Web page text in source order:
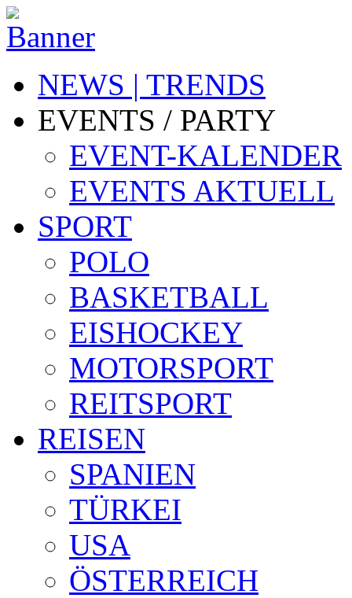
NEWS | TRENDS
EVENTS / PARTY
EVENT-KALENDER
EVENTS AKTUELL
SPORT
POLO
BASKETBALL
EISHOCKEY
MOTORSPORT
REITSPORT
REISEN
SPANIEN
TÜRKEI
USA
ÖSTERREICH